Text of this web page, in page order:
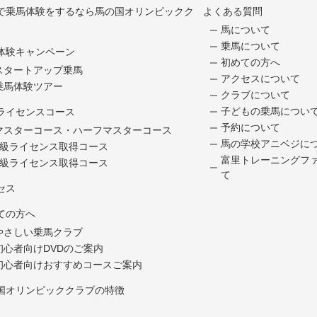
乗馬体験をするなら馬の国オリンピックク
験キャンペーン
タートアップ乗馬
馬体験ツアー
イセンスコース
スターコース・ハーフマスターコース
ライセンス取得コース
ライセンス取得コース
ス
の方へ
さしい乗馬クラブ
心者向けDVDのご案内
心者向けおすすめコースご案内
オリンピッククラブの特徴
よくある質問
馬について
乗馬について
初めての方へ
アクセスについて
クラブについて
子どもの乗馬につい
予約について
馬の学校アニベジに
富里トレーニングフ
て